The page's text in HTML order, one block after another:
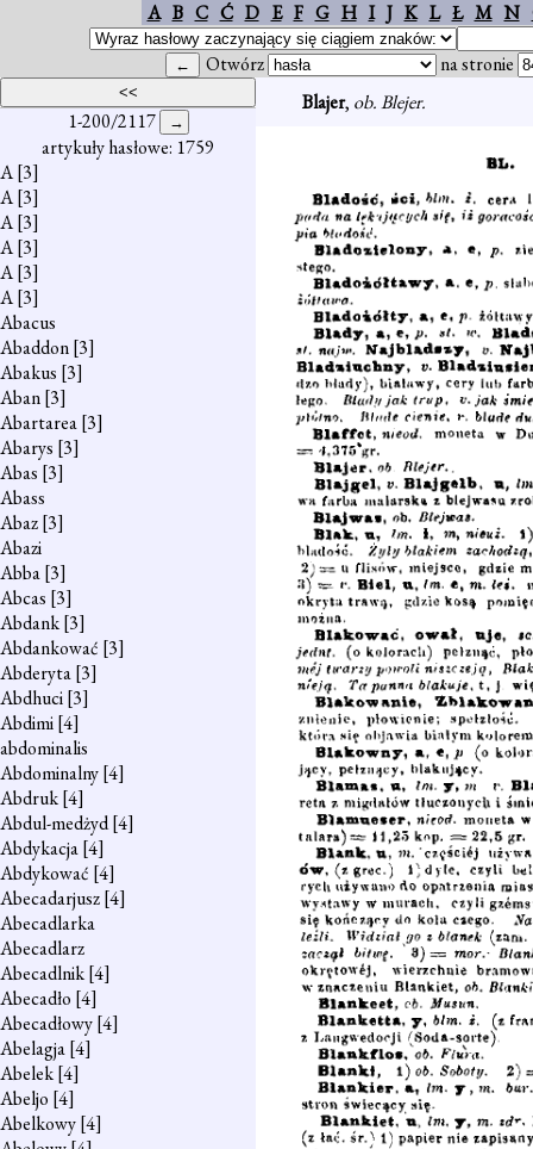
A B C Ć D E F G H I J K L Ł M N
Otwórz na stronie
1-200/2117
artykuły hasłowe: 1759
A[3]
A[3]
A[3]
A[3]
A[3]
A[3]
Abacus
Abaddon[3]
Abakus [3]
Aban[3]
Abartarea[3]
Abarys [3]
Abas [3]
Abass
Abaz[3]
Abazi
Abba[3]
Abcas [3]
Abdank[3]
Abdankować [3]
Abderyta[3]
Abdhuci[3]
Abdimi[4]
abdominalis
Abdominalny[4]
Abdruk[4]
Abdul-medżyd[4]
Abdykacja[4]
Abdykować [4]
Abecadarjusz[4]
Abecadlarka
Abecadlarz
Abecadlnik[4]
Abecadło [4]
Abecadłowy[4]
Abelagja[4]
Abelek[4]
Abeljo [4]
Abelkowy[4]
Blajer, ob. Blejer.